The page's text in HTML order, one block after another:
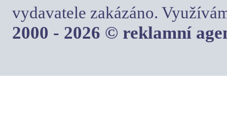
vydavatele zakázáno.
2000 - 2026 © reklamní